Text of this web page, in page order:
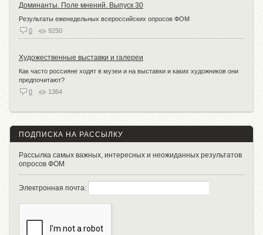
Доминанты. Поле мнений. Выпуск 30
Результаты еженедельных всероссийских опросов ФОМ
0
9250
Художественные выставки и галереи
Как часто россияне ходят в музеи и на выставки и каких художников они
предпочитают?
0
1364
ПОДПИСКА НА РАССЫЛКУ
Рассылка самых важных, интересных и неожиданных результатов
опросов ФОМ
Электронная почта: